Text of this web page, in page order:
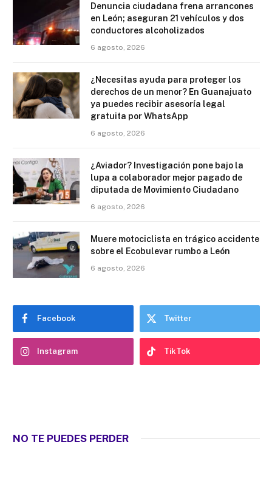
Denuncia ciudadana frena arrancones
en León; aseguran 21 vehículos y dos
conductores alcoholizados
6 agosto, 2026
¿Necesitas ayuda para proteger los
derechos de un menor? En Guanajuato
ya puedes recibir asesoría legal
gratuita por WhatsApp
6 agosto, 2026
¿Aviador? Investigación pone bajo la
lupa a colaborador mejor pagado de
diputada de Movimiento Ciudadano
6 agosto, 2026
Muere motociclista en trágico accidente
sobre el Ecobulevar rumbo a León
6 agosto, 2026
Facebook Twitter
Instagram TikTok
NO TE PUEDES PERDER